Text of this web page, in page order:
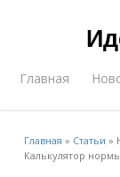
Главная
Главная » Статьи »
Калькулятор